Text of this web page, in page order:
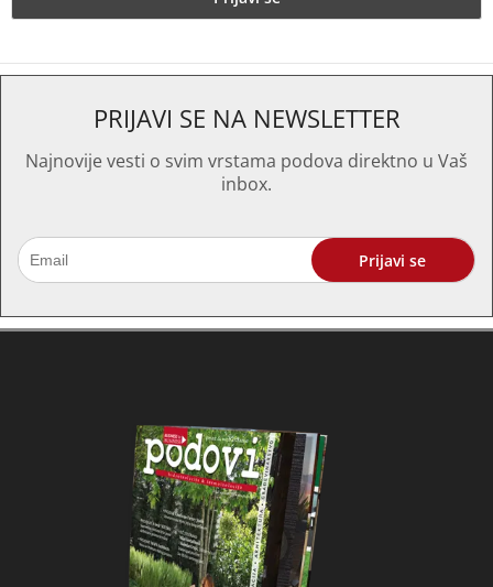
PRIJAVI SE NA NEWSLETTER
Najnovije vesti o svim vrstama podova direktno u Vaš
inbox.